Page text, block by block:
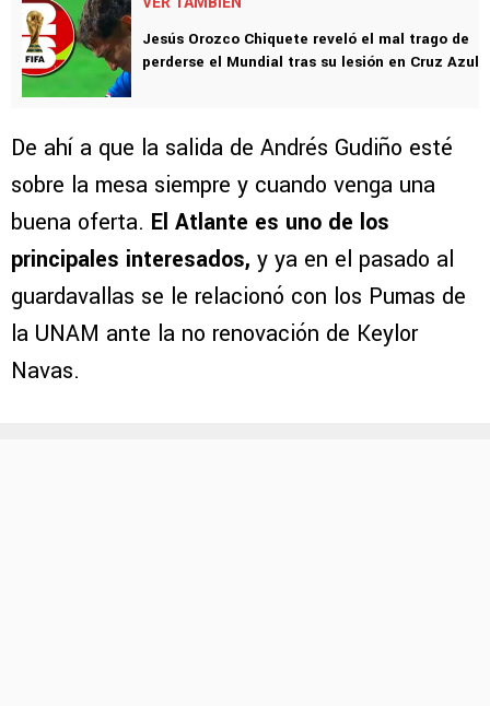
Jesús Orozco Chiquete reveló el mal trago de
perderse el Mundial tras su lesión en Cruz Azul
De ahí a que la salida de Andrés Gudiño esté
sobre la mesa siempre y cuando venga una
buena oferta. El Atlante es uno de los
principales interesados, y ya en el pasado al
guardavallas se le relacionó con los Pumas de
la UNAM ante la no renovación de Keylor
Navas.